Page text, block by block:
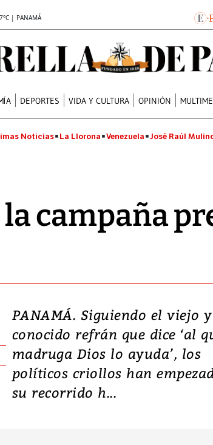
| PANAMÁ
DEPORTES VIDA Y CULTURA OPINIÓN
Noticias La Llorona Venezuela José Raúl
la campaña
PANAMÁ. Siguiendo el viejo y
conocido refrán que dice ‘al
madruga Dios lo ayuda’, los
políticos criollos han
su recorrido h...
Video, Japón:
deja heridos y graves
daños en Kumamoto